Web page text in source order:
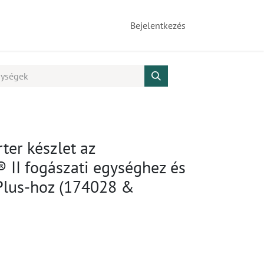
Bejelentkezés
készlet az
II fogászati egységhez és
hoz (174028 &